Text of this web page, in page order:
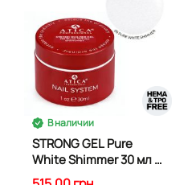
В наличии
STRONG GEL Pure
White Shimmer 30 мл —
молочный гель с